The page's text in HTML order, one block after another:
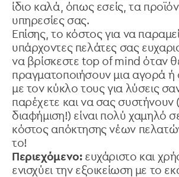
ίδιο καλά, όπως εσείς, τα
υπηρεσίες σας.
Επίσης, το κόστος για να
υπάρχοντες πελάτες σας
να βρίσκεστε top of mind όταν
πραγματοποιήσουν μια αγορά ή
με τον κύκλο τους για λύσεις
παρέχετε και να σας
διαφήμιση!) είναι πολύ χαμηλό
κόστος απόκτησης νέων
το!
Περιεχόμενο:ευχάριστο και
ενισχύει την εξοικείωση με το